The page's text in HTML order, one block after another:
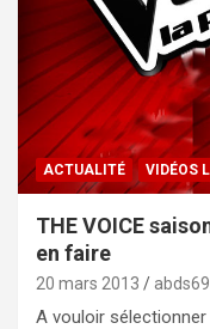
ACTUALITÉ VIDÉOS
THE VOICE
en faire
20 mars 2013 abds69
A vouloir